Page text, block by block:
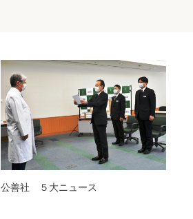
公善社 ５大ニュース